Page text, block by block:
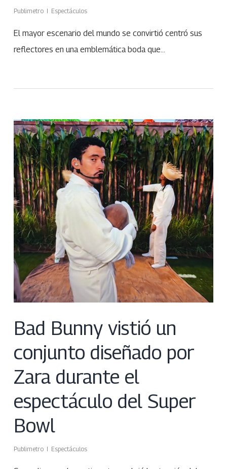
Publimetro Espectáculos
El mayor escenario del mundo se convirtió centró sus
reflectores en una emblemática boda que…
Bad Bunny vistió un
conjunto diseñado por
Zara durante el
espectáculo del Super
Bowl
Publimetro Espectáculos